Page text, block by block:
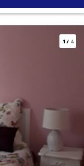
1/ 4